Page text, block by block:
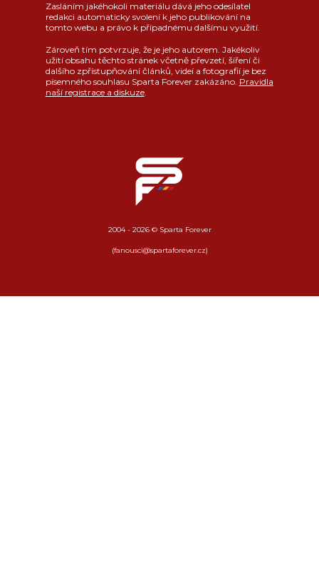
Zasláním jakéhokoli materiálu dává jeho odesílatel
redakci automaticky svolení k jeho publikování na
tomto webu a právo k případnému dalšímu využití.
Zároveň tím potvrzuje, že je jeho autorem. Jakékoliv
užití obsahu těchto stránek včetně převzetí, šíření či
dalšího zpřístupňování článků, videí a fotografií je bez
písemného souhlasu Sparta Forever zakázáno. Pravidla
naší registrace a diskuze.
2004 - 2026 © Sparta Forever
(fanousci@spartaforever.cz)